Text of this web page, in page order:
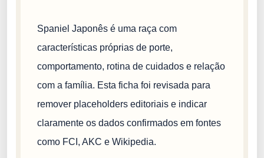
Spaniel Japonês é uma raça com
características próprias de porte,
comportamento, rotina de cuidados e relação
com a família. Esta ficha foi revisada para
remover placeholders editoriais e indicar
claramente os dados confirmados em fontes
como FCI, AKC e Wikipedia.